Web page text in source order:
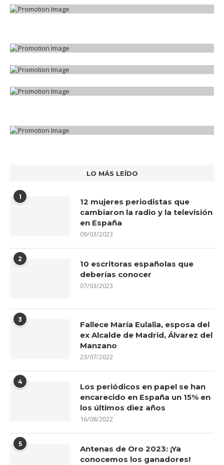
LO MÁS LEÍDO
1
12 mujeres periodistas que
cambiaron la radio y la televisión
en España
09/03/2023
2
10 escritoras españolas que
deberías conocer
07/03/2023
3
Fallece María Eulalia, esposa del
ex Alcalde de Madrid, Álvarez del
Manzano
23/07/2022
4
Los periódicos en papel se han
encarecido en España un 15% en
los últimos diez años
16/08/2022
5
Antenas de Oro 2023: ¡Ya
conocemos los ganadores!